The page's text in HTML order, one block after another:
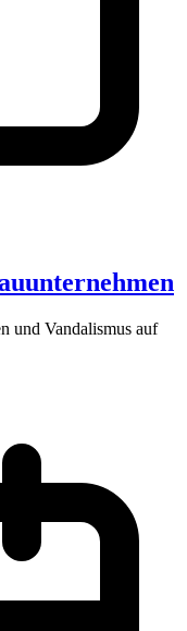
und Vandalismus auf